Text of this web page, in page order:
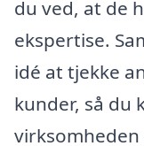
du ved, at de
ekspertise.
idé at tjekke
kunder, så du
virksomheden